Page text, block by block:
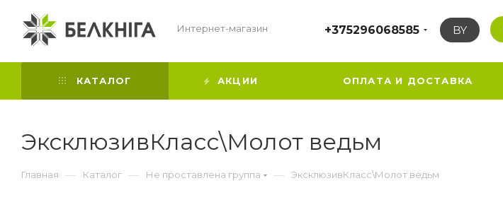
Интернет-магазин +375296068585 BY
КАТАЛОГ АКЦИИ ОПЛАТА И ДОСТАВКА
ЭксклюзивКласс\Молот ведьм
Главная — Каталог — Не проставлена группа — ЭксклюзивКласс\Молот ведьм